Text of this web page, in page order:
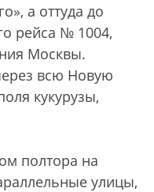
а оттуда до
рейса № 1004,
Москвы.
всю Новую
кукурузы,
полтора на
улицы,